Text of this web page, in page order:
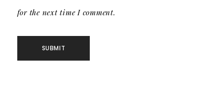
for the next time I comment.